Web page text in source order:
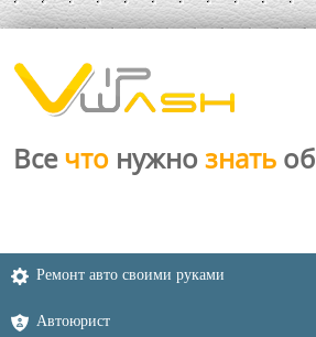
Все что нужно знать об
Ремонт авто своими руками
Автоюрист